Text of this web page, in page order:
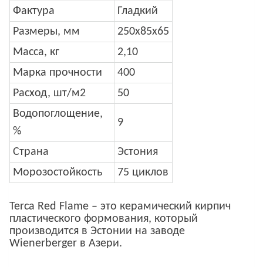
Фактура
Гладкий
Размеры, мм
250x85x65
Масса, кг
2,10
Марка прочности
400
Расход, шт/м2
50
Водопоглощение,
%
9
Страна
Эстония
Морозостойкость
75 циклов
Terca Red Flame – это керамический кирпич
пластического формования, который
производится в Эстонии на заводе
Wienerberger в Азери.